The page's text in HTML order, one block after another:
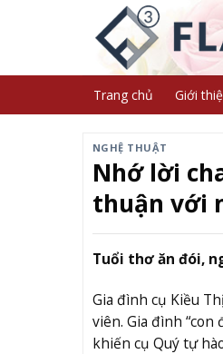
Trang chủ Giới
NGHỆ THUẬT
Nhớ lời
thuận với
Tuổi thơ ăn đói,
Gia đình cụ Kiều
viên. Gia đình
khiến cụ Quý tự